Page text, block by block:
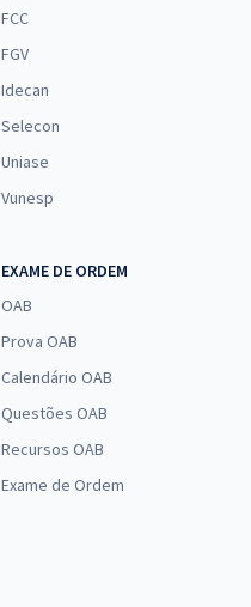
FCC
FGV
Idecan
Selecon
Uniase
Vunesp
EXAME DE ORDEM
OAB
Prova OAB
Calendário OAB
Questões OAB
Recursos OAB
Exame de Ordem